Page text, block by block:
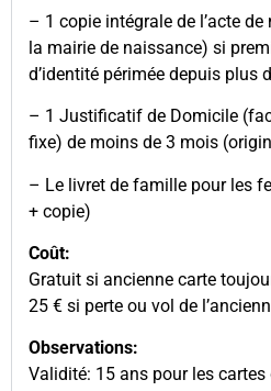
– 1 copie intégrale de l’acte
la mairie de naissance) si
d’identité périmée depuis plus
– 1 Justificatif de Domicile
fixe) de moins de 3 mois
– Le livret de famille pour les
+ copie)
Coût:
Gratuit si ancienne carte
25 € si perte ou vol de
Observations:
Validité: 15 ans pour les cartes